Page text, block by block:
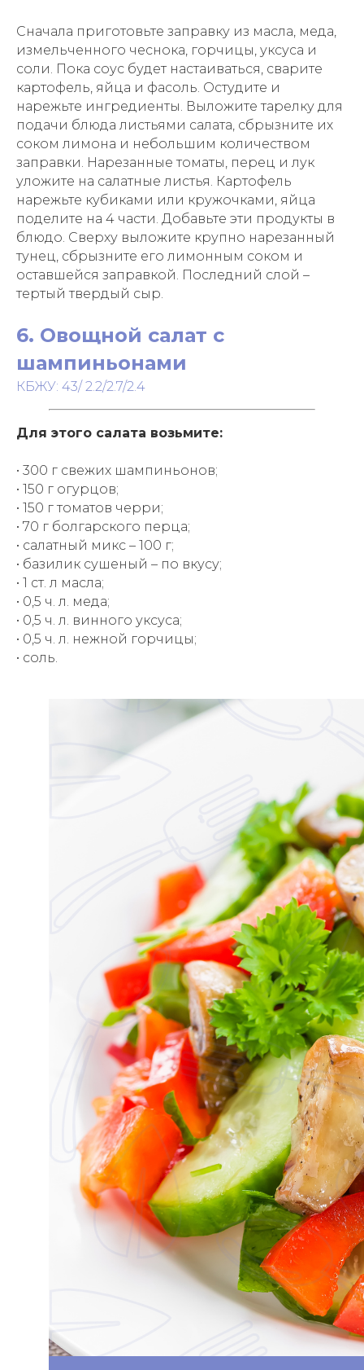
Сначала приготовьте заправку из масла, меда,
измельченного чеснока, горчицы, уксуса и
соли. Пока соус будет настаиваться, сварите
картофель, яйца и фасоль. Остудите и
нарежьте ингредиенты. Выложите тарелку для
подачи блюда листьями салата, сбрызните их
соком лимона и небольшим количеством
заправки. Нарезанные томаты, перец и лук
уложите на салатные листья. Картофель
нарежьте кубиками или кружочками, яйца
поделите на 4 части. Добавьте эти продукты в
блюдо. Сверху выложите крупно нарезанный
тунец, сбрызните его лимонным соком и
оставшейся заправкой. Последний слой –
тертый твердый сыр.
6. Овощной салат с
шампиньонами
КБЖУ: 43/ 2.2/2.7/2.4
Для этого салата возьмите:
• 300 г свежих шампиньонов;
• 150 г огурцов;
• 150 г томатов черри;
• 70 г болгарского перца;
• салатный микс – 100 г;
• базилик сушеный – по вкусу;
• 1 ст. л масла;
• 0,5 ч. л. меда;
• 0,5 ч. л. винного уксуса;
• 0,5 ч. л. нежной горчицы;
• соль.